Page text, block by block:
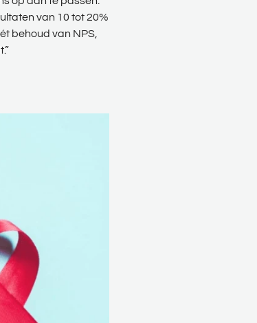
van 10 tot 20%
behoud van NPS,